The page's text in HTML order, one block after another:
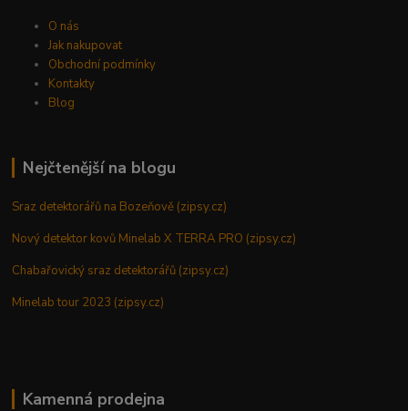
O nás
Jak nakupovat
Obchodní podmínky
Kontakty
Blog
Nejčtenější na blogu
Sraz detektorářů na Bozeňově (zipsy.cz)
Nový detektor kovů Minelab X TERRA PRO (zipsy.cz)
Chabařovický sraz detektorářů (zipsy.cz)
Minelab tour 2023 (zipsy.cz)
Kamenná prodejna